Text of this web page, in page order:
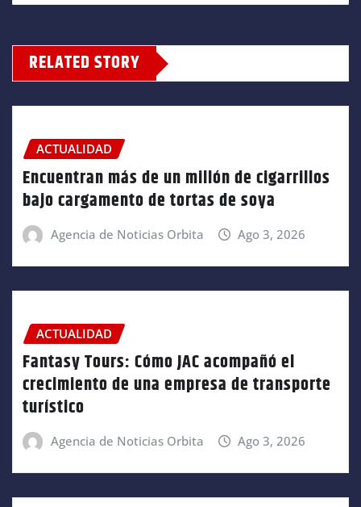
RELATED STORY
ACTUALIDAD
Encuentran más de un millón de cigarrillos
bajo cargamento de tortas de soya
Agencia de Noticias Orbita Ago 3, 2026
ACTUALIDAD
Fantasy Tours: Cómo JAC acompañó el
crecimiento de una empresa de transporte
turístico
Agencia de Noticias Orbita Ago 3, 2026